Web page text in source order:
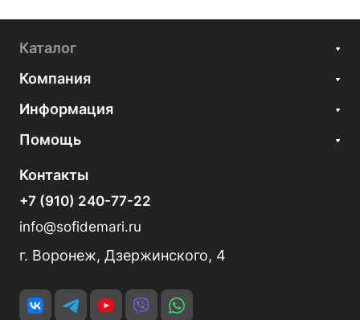
Каталог
Компания
Информация
Помощь
Контакты
+7 (910) 240-77-22
info@sofidemari.ru
г. Воронеж, Дзержинского, 4